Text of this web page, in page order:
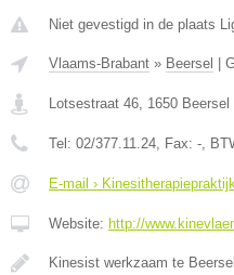
Niet gevestigd in de plaats
Vlaams-Brabant » Beersel
Lotsestraat 46, 1650 Beersel
Tel: 02/377.11.24, Fax: -,
E-mail ›
Website: http://
Kinesist werkzaam te